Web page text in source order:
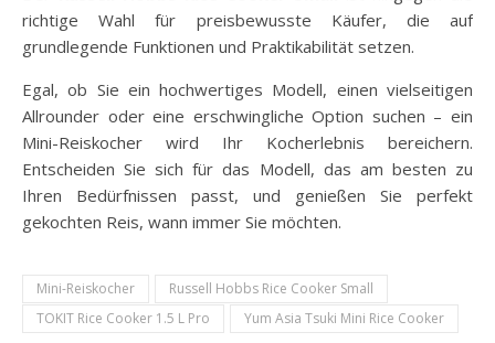
richtige Wahl für preisbewusste Käufer, die auf
grundlegende Funktionen und Praktikabilität setzen.
Egal, ob Sie ein hochwertiges Modell, einen vielseitigen
Allrounder oder eine erschwingliche Option suchen – ein
Mini-Reiskocher wird Ihr Kocherlebnis bereichern.
Entscheiden Sie sich für das Modell, das am besten zu
Ihren Bedürfnissen passt, und genießen Sie perfekt
gekochten Reis, wann immer Sie möchten.
Mini-Reiskocher
Russell Hobbs Rice Cooker Small
TOKIT Rice Cooker 1.5 L Pro
Yum Asia Tsuki Mini Rice Cooker